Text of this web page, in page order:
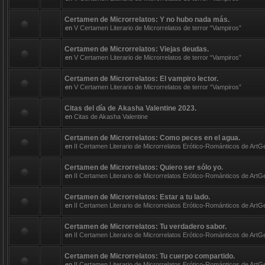
Certamen de Microrrelatos: Y no hubo nada más.
en V Certamen Literario de Microrrelatos de terror “Vampiros”
Certamen de Microrrelatos: Viejas deudas.
en V Certamen Literario de Microrrelatos de terror “Vampiros”
Certamen de Microrrelatos: El vampiro lector.
en V Certamen Literario de Microrrelatos de terror “Vampiros”
Citas del día de Akasha Valentine 2023.
en Citas de Akasha Valentine
Certamen de Microrrelatos: Como peces en el agua.
en II Certamen Literario de Microrrelatos Erótico-Románticos de
Certamen de Microrrelatos: Quiero ser sólo yo.
en II Certamen Literario de Microrrelatos Erótico-Románticos de
Certamen de Microrrelatos: Estar a tu lado.
en II Certamen Literario de Microrrelatos Erótico-Románticos de
Certamen de Microrrelatos: Tu verdadero sabor.
en II Certamen Literario de Microrrelatos Erótico-Románticos de
Certamen de Microrrelatos: Tu cuerpo compartido.